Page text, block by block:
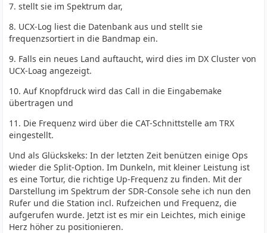
7. stellt sie im Spektrum dar,
8. UCX-Log liest die Datenbank aus und stellt sie
frequenzsortiert in die Bandmap ein.
9. Falls ein neues Land auftaucht, wird dies im DX Cluster von
UCX-Loag angezeigt.
10. Auf Knopfdruck wird das Call in die Eingabemake
übertragen und
11. Die Frequenz wird über die CAT-Schnittstelle am TRX
eingestellt.
Und als Glückskeks: In der letzten Zeit benützen einige Ops
wieder die Split-Option. Im Dunkeln, mit kleiner Leistung ist
es eine Tortur, die richtige Up-Frequenz zu finden. Mit der
Darstellung im Spektrum der SDR-Console sehe ich nun den
Rufer und die Station incl. Rufzeichen und Frequenz, die
aufgerufen wurde. Jetzt ist es mir ein Leichtes, mich einige
Herz höher zu positionieren.